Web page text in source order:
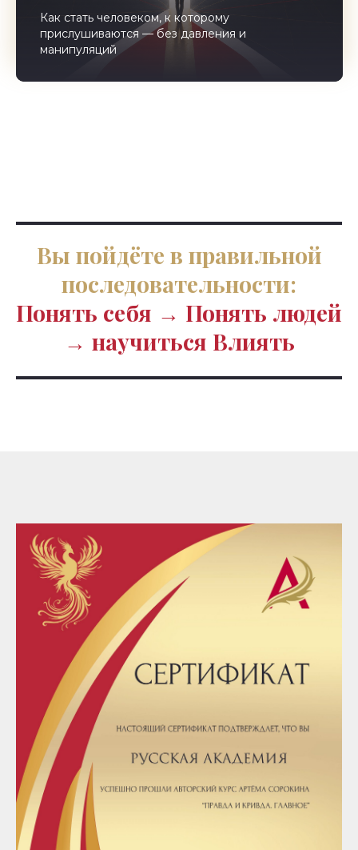
Как стать человеком, к которому
прислушиваются — без давления и
манипуляций
Вы пойдёте в правильной
последовательности:
Понять себя → Понять людей
→ научиться Влиять